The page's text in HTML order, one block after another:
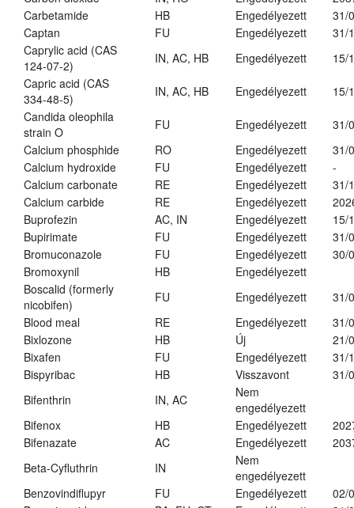
Carbetamide
HB Engedélyezett
31/
Captan
FU Engedélyezett
31/
Caprylic acid (CAS
124-07-2)
IN, AC, HB Engedélyezett
15/
Capric acid (CAS
334-48-5)
IN, AC, HB Engedélyezett
15/
Candida oleophila
strain O
FU Engedélyezett
31/
Calcium phosphide
RO Engedélyezett
31/
Calcium hydroxide
FU Engedélyezett
-
Calcium carbonate
RE Engedélyezett
31/
Calcium carbide
RE Engedélyezett
Buprofezin
AC, IN Engedélyezett
15/
Bupirimate
FU Engedélyezett
31/
Bromuconazole
FU Engedélyezett
30/
Bromoxynil
HB
Engedélyezett
Boscalid (formerly
nicobifen)
FU Engedélyezett
31/
Blood meal
RE Engedélyezett
31/
Bixlozone
HB Új
21/
Bixafen
FU Engedélyezett
31/
Bispyribac
HB Visszavont
31/
Bifenthrin
IN, AC
Nem
engedélyezett
Bifenox
HB Engedélyezett
Bifenazate
AC Engedélyezett
Beta-Cyfluthrin
IN
Nem
engedélyezett
Benzovindiflupyr
FU Engedélyezett
02/